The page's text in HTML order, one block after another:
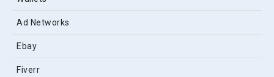
Ad Networks
Ebay
Fiverr